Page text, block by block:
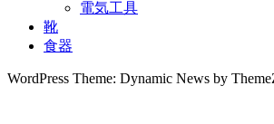
電気工具
靴
食器
WordPress Theme: Dynamic News by